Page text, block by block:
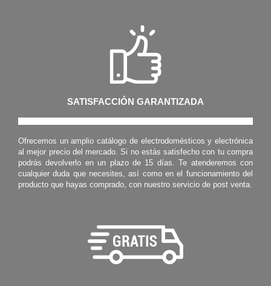
SATISFACCIÓN GARANTIZADA
Ofrecemos un amplio catálogo de electrodomésticos y electrónica
al mejor precio del mercado. Si no estás satisfecho con tu compra
podrás devolverlo en un plazo de 15 días. Te atenderemos con
cualquier duda que necesites, así como en el funcionamiento del
producto que hayas comprado, con nuestro servicio de post venta.